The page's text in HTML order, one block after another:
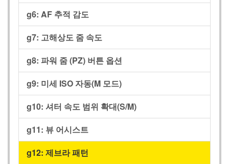
g6: AF 추적 감도
g7: 고해상도 줌 속도
g8: 파워 줌 (PZ) 버튼 옵션
g9: 미세 ISO 자동(M 모드)
g10: 셔터 속도 범위 확대(S/M)
g11: 뷰 어시스트
g12: 제브라 패턴